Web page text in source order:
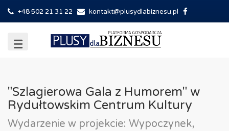
+48 502 21 31 22 kontakt@plusydlabiznesu.pl
"Szlagierowa Gala z Humorem" w
Rydułtowskim Centrum Kultury
Wydarzenie w projekcie: Wypoczynek,